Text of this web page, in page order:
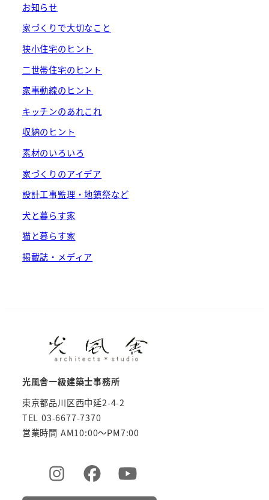
お知らせ
家づくりで大切なこと
狭小住宅のヒント
二世帯住宅のヒント
家事動線のヒント
キッチンのあれこれ
収納のヒント
素材のいろいろ
家づくりのアイデア
設計工事監理・地鎮祭など
犬と暮らす家
猫と暮らす家
掲載誌・メディア
光風舎一級建築士事務所
東京都品川区西中延2-4-2
TEL 03-6677-7370
営業時間 AM10:00～PM7:00